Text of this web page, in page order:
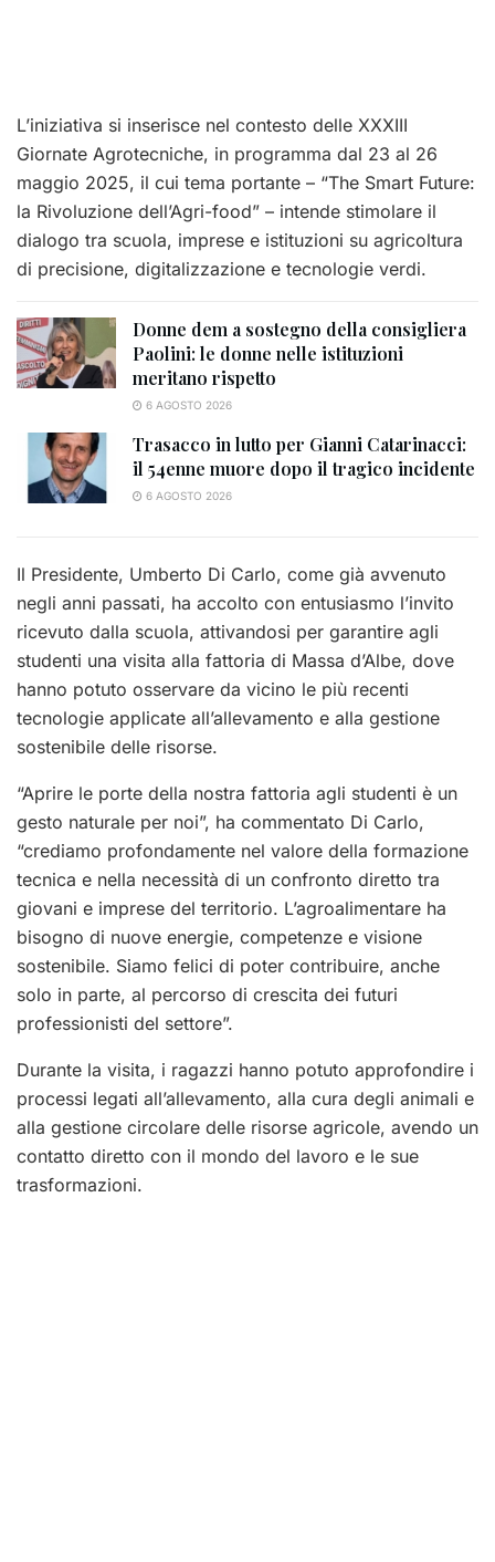
L’iniziativa si inserisce nel contesto delle XXXIII
Giornate Agrotecniche, in programma dal 23 al 26
maggio 2025, il cui tema portante – “The Smart Future:
la Rivoluzione dell’Agri-food” – intende stimolare il
dialogo tra scuola, imprese e istituzioni su agricoltura
di precisione, digitalizzazione e tecnologie verdi.
Donne dem a sostegno della consigliera
Paolini: le donne nelle istituzioni
meritano rispetto
6 AGOSTO 2026
Trasacco in lutto per Gianni Catarinacci:
il 54enne muore dopo il tragico incidente
6 AGOSTO 2026
Il Presidente, Umberto Di Carlo, come già avvenuto
negli anni passati, ha accolto con entusiasmo l’invito
ricevuto dalla scuola, attivandosi per garantire agli
studenti una visita alla fattoria di Massa d’Albe, dove
hanno potuto osservare da vicino le più recenti
tecnologie applicate all’allevamento e alla gestione
sostenibile delle risorse.
“Aprire le porte della nostra fattoria agli studenti è un
gesto naturale per noi”, ha commentato Di Carlo,
“crediamo profondamente nel valore della formazione
tecnica e nella necessità di un confronto diretto tra
giovani e imprese del territorio. L’agroalimentare ha
bisogno di nuove energie, competenze e visione
sostenibile. Siamo felici di poter contribuire, anche
solo in parte, al percorso di crescita dei futuri
professionisti del settore”.
Durante la visita, i ragazzi hanno potuto approfondire i
processi legati all’allevamento, alla cura degli animali e
alla gestione circolare delle risorse agricole, avendo un
contatto diretto con il mondo del lavoro e le sue
trasformazioni.